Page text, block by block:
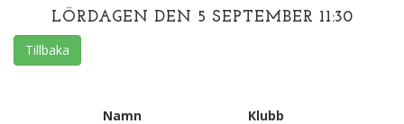
LÖRDAGEN DEN 5 SEPTEMBER 11:30
Tillbaka
Namn
Klubb